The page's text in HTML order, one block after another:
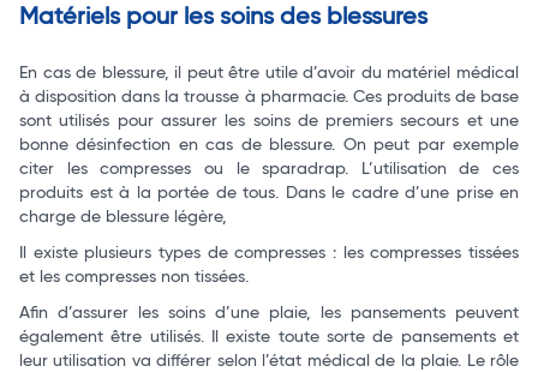
Matériels pour les soins des blessures
En cas de blessure, il peut être utile d’avoir du matériel médical
à disposition dans la trousse à pharmacie. Ces produits de base
sont utilisés pour assurer les soins de premiers secours et une
bonne désinfection en cas de blessure. On peut par exemple
citer les compresses ou le sparadrap. L’utilisation de ces
produits est à la portée de tous. Dans le cadre d’une prise en
charge de blessure légère,
Il existe plusieurs types de compresses : les compresses tissées
et les compresses non tissées.
Afin d’assurer les soins d’une plaie, les pansements peuvent
également être utilisés. Il existe toute sorte de pansements et
leur utilisation va différer selon l’état médical de la plaie. Le rôle